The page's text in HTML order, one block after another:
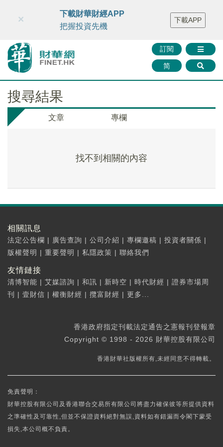
財華智庫網 FINTV FINMETA 財華證券 媒體矩陣
智庫沙龍
聯絡我們
訂閱
简
×
下載財華財經APP
把握投資先機
下載APP
搜尋結果
文章 專欄
找不到相關的內容
相關訊息
法定公告欄 | 廣告查詢 | 公司介紹 | 專欄邀稿 | 投資者關係 |
版權聲明 | 重要聲明 | 私隱政策 | 聯絡我們
友情鏈接
清博智能 | 艾媒諮詢 | 和訊 | 新時空 | 時代財經 | 證券市場周
刊
| 壹財信 | 權衡財經 | 攬富財經 | 更多...
香港政府指定刊載法定通告之憲報刊登報章
Copyright © 1998 - 2026 財華控股有限公司
香港財華社版權所有,未經同意不得轉載。
免責聲明：
財華控股有限公司及香港聯合交易所有限公司將盡力確保彼等所提供資料
之準確性及可靠性,但並不保證資料絕對無誤,資料如有錯漏而令閣下蒙受
損失,本公司概不負責。